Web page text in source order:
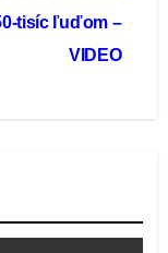
tisíc ľuďom –
VIDEO